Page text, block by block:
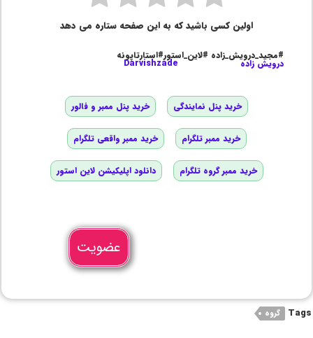
اولین کسی باشید که به این صفحه ستاره می دهد
#مجید_درویش_زاده #لاین_استور#استارتاپونه
درویش زاده Darvishzade
خرید پنل نمایندگی خرید پنل ممبر و فالور
خرید ممبر تلگرام خرید ممبر واقعی تلگرام
خرید ممبر گروه تلگرام دانلود اپلیکیشن لاین استور
عضویت
Tags گروه